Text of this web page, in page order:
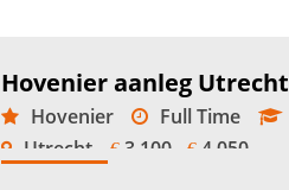
Hovenier aanleg Utrecht
Hovenier Full Time
Utrecht
€ 3.100 -€ 4.050